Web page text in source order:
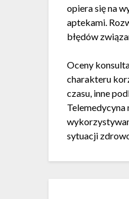
opiera się na
aptekami.
błędów
Oceny
charakteru
czasu, inne
sytuacji